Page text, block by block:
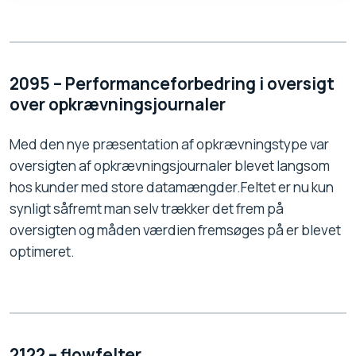
2095 – Performanceforbedring i oversigt
over opkrævningsjournaler
Med den nye præsentation af opkrævningstype var
oversigten af opkrævningsjournaler blevet langsom
hos kunder med store datamængder.Feltet er nu kun
synligt såfremt man selv trækker det frem på
oversigten og måden værdien fremsøges på er blevet
optimeret.